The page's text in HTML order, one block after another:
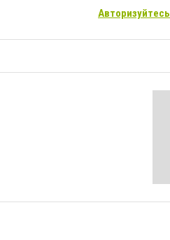
Авторизуйтесь